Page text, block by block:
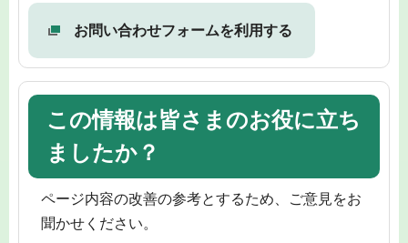
お問い合わせフォームを利用する
この情報は皆さまのお役に立ち
ましたか？
ページ内容の改善の参考とするため、ご意見をお
聞かせください。